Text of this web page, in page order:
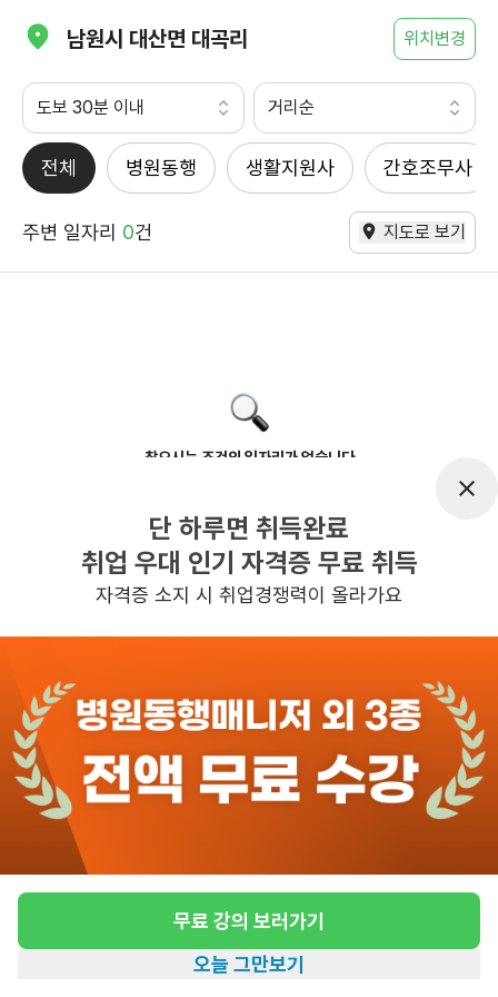
남원시 대산면 대곡리 위치변경
도보 30분 이내 거리순
전체 병원동행 생활지원사 간호조무사
주변 일자리 0건 지도로 보기
찾으시는 조건의 일자리가 없습니다
반경 3KM 이내의 일자리 확인하기
단 하루면 취득완료
취업 우대 인기 자격증 무료 취득
자격증 소지 시 취업경쟁력이 올라가요
무료 강의 보러가기
오늘 그만보기